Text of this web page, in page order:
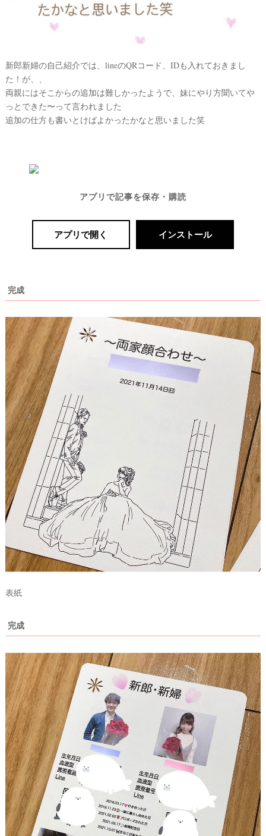
新郎新婦の自己紹介では、lineのQRコード、IDも入れておきまし
た！が、、
両親にはそこからの追加は難しかったようで、妹にやり方聞いてや
っとできた〜って言われました
追加の仕方も書いとけばよかったかなと思いました笑
アプリで記事を保存・購読
アプリで開く インストール
完成
表紙
完成